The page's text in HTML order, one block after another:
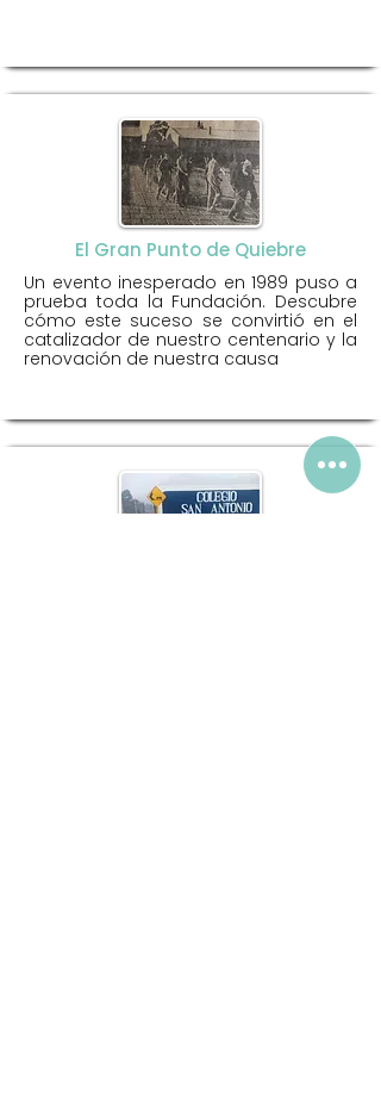
El Gran Punto de Quiebre
Un evento inesperado en 1989 puso a
prueba toda la Fundación. Descubre
cómo este suceso se convirtió en el
catalizador de nuestro centenario y la
renovación de nuestra causa